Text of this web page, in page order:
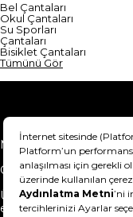
Bel Çantaları
Okul Çantaları
Su Sporları
Çantaları
Bisiklet Çantaları
Tümünü Gör
Mesafeli Satış
Gizlilik Sözleşmesi
Ürünümü nasıl iade
edebilirim?